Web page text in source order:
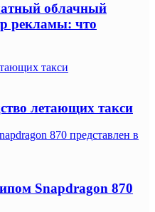
облачный
рекламы: что
такси
летающих такси
870 представлен в
Snapdragon 870